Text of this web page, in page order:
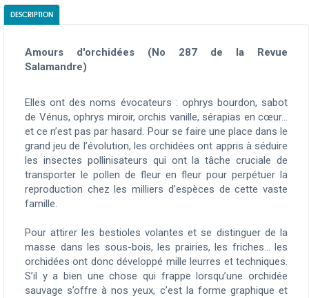
DESCRIPTION
Amours d'orchidées (No 287 de la Revue
Salamandre)
Elles ont des noms évocateurs : ophrys bourdon, sabot
de Vénus, ophrys miroir, orchis vanille, sérapias en cœur…
et ce n’est pas par hasard. Pour se faire une place dans le
grand jeu de l’évolution, les orchidées ont appris à séduire
les insectes pollinisateurs qui ont la tâche cruciale de
transporter le pollen de fleur en fleur pour perpétuer la
reproduction chez les milliers d’espèces de cette vaste
famille.
Pour attirer les bestioles volantes et se distinguer de la
masse dans les sous-bois, les prairies, les friches… les
orchidées ont donc développé mille leurres et techniques.
S’il y a bien une chose qui frappe lorsqu’une orchidée
sauvage s’offre à nos yeux, c’est la forme graphique et